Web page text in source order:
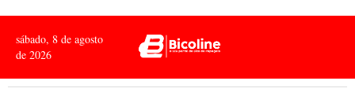
sábado, 8 de agosto
de 2026